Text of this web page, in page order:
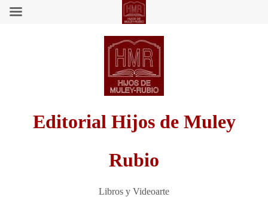
Editorial Hijos de Muley
Rubio
Libros y Videoarte